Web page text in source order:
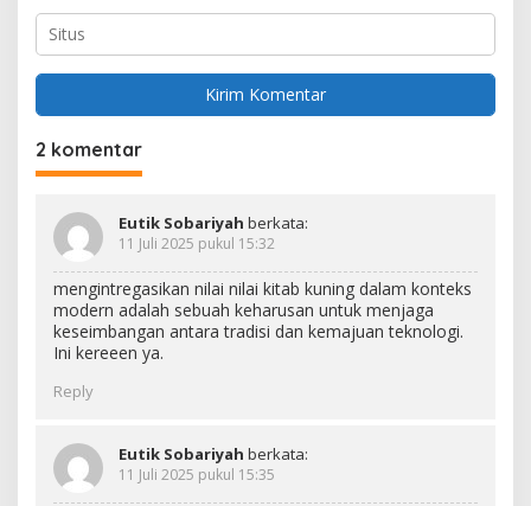
2 komentar
Eutik Sobariyah berkata:
11 Juli 2025 pukul 15:32
mengintregasikan nilai nilai kitab kuning dalam konteks
modern adalah sebuah keharusan untuk menjaga
keseimbangan antara tradisi dan kemajuan teknologi.
Ini kereeen ya.
Reply
Eutik Sobariyah berkata:
11 Juli 2025 pukul 15:35